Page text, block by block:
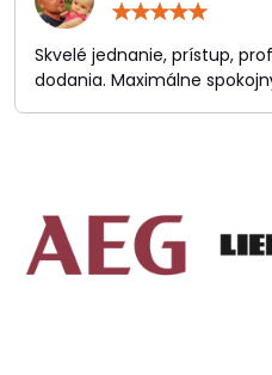
/
Skvelé jednanie, prístup,
dodania. Maximálne